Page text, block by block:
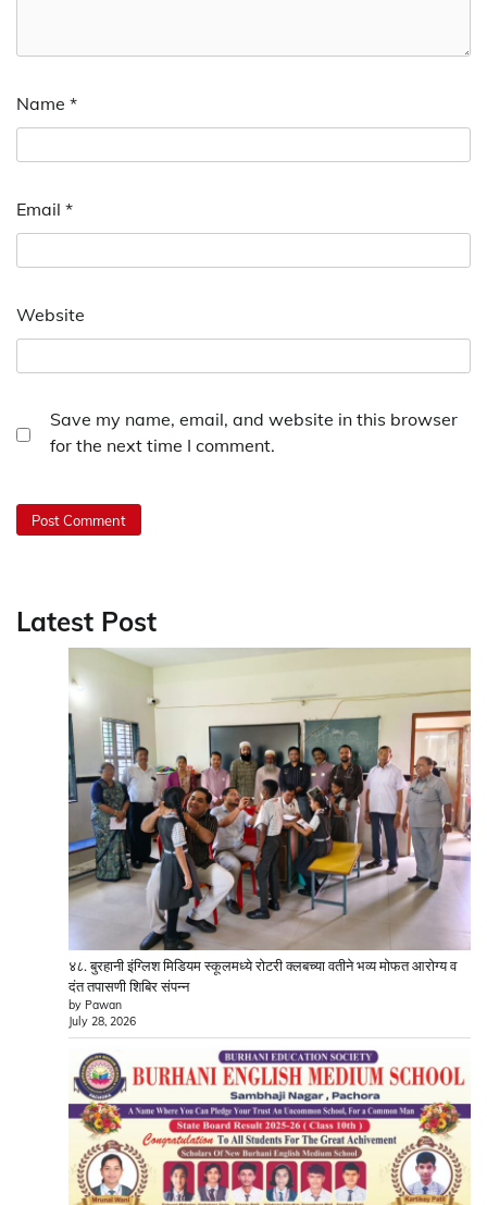
Name *
Email *
Website
Save my name, email, and website in this browser
for the next time I comment.
Latest Post
४८. बुरहानी इंग्लिश मिडियम स्कूलमध्ये रोटरी क्लबच्या वतीने भव्य मोफत आरोग्य व
दंत तपासणी शिबिर संपन्न
by Pawan
July 28, 2026